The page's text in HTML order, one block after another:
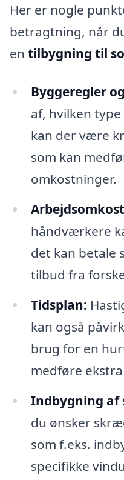
Her er nogle
betragtning, når
en tilbygning til
Byggeregler
af, hvilken
kan der være
som kan
omkostninger.
håndværkere
det kan betale
tilbud fra
Tidsplan:
kan også
brug for en
medføre
Indbygning af
du ønsker
som f.eks.
specifikke